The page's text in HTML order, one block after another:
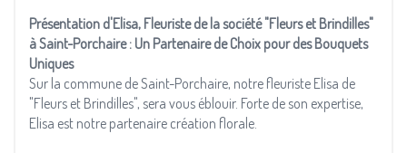
Présentation d'Elisa, Fleuriste de la société "Fleurs et Brindilles"
à Saint-Porchaire : Un Partenaire de Choix pour des Bouquets
Uniques
Sur la commune de Saint-Porchaire, notre fleuriste Elisa de
"Fleurs et Brindilles", sera vous éblouir. Forte de son expertise,
Elisa est notre partenaire création florale.